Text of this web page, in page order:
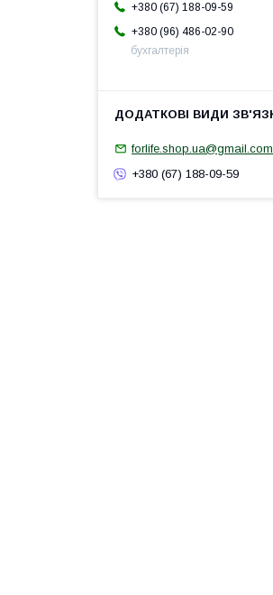
+380 (67) 188-09-59
+380 (96) 486-02-90
бухгалтерія
forlife.shop.ua@gmail.com
+380 (67) 188-09-59